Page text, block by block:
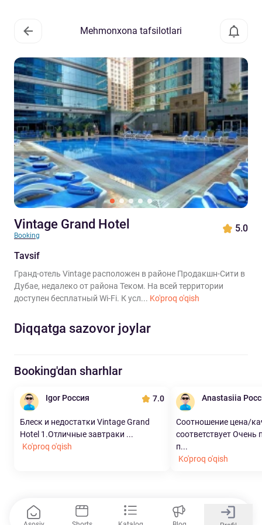
Mehmonxona tafsilotlari
Vintage Grand Hotel
Booking
5.0
Tavsif
Гранд-отель Vintage расположен в районе Продакшн-Сити в
Дубае, недалеко от района Теком. На всей территории
доступен бесплатный Wi-Fi. К усл... Ko'proq o'qish
Diqqatga sazovor joylar
Booking'dan sharhlar
Igor Россия 7.0
Блеск и недостатки Vintage Grand
Hotel 1.Отличные завтраки ...
Ko'proq o'qish
Anastasiia
Соотношение цена/
соответствует Очень
п...
Ko'proq o'qish